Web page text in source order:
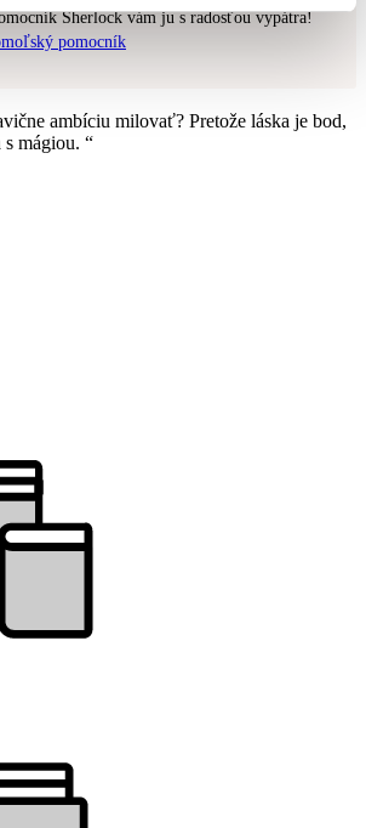
Sherlock vám ju s radosťou vypátra!
pomocník
ambíciu milovať? Pretože láska je bod,
s mágiou.